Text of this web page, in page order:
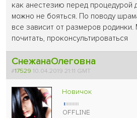
как анестезию перед процедурой
можно не бояться. По поводу
все зависит от размеров
почитать, проконсультироваться
СнежанаОлеговна
#17529 10.04.2019 21:11 GMT
Новичок